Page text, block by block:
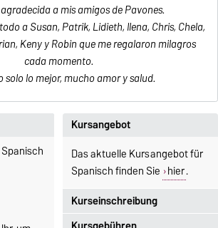
a mis amigos de Pavones.
a Susan, Patrik, Lidieth, Ilena, Chris, Chela,
Keny y Robin que me regalaron milagros
cada momento.
solo lo mejor, mucho amor y salud.
Kurseinschreibung
Kursangebot
Das aktuelle Kursangebot für
Spanisch finden Sie hier.